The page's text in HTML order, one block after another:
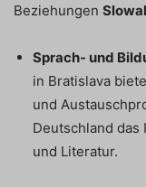
Beziehungen
Sprach- und
in Bratislava
und
Deutschland das
und Literatur.